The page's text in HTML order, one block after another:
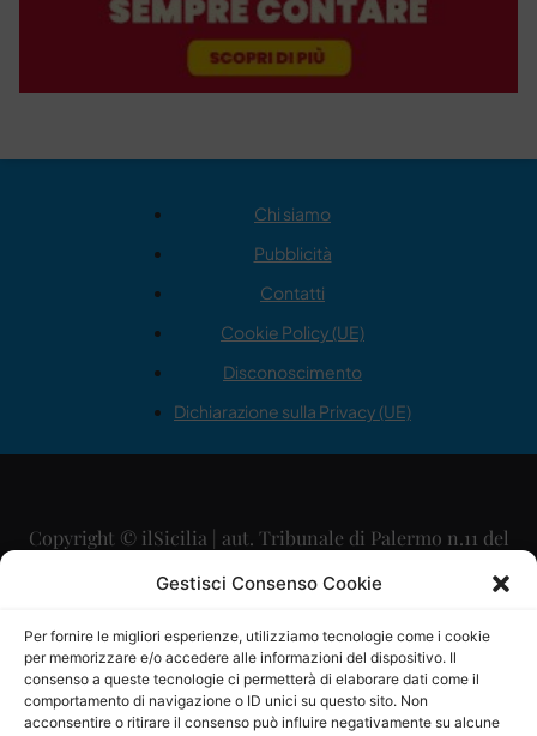
Gestisci Consenso Cookie
Per fornire le migliori esperienze, utilizziamo tecnologie come i cookie
per memorizzare e/o accedere alle informazioni del dispositivo. Il
consenso a queste tecnologie ci permetterà di elaborare dati come il
comportamento di navigazione o ID unici su questo sito. Non
acconsentire o ritirare il consenso può influire negativamente su alcune
Chi siamo
Pubblicità
Contatti
Cookie Policy (UE)
Disconoscimento
Dichiarazione sulla Privacy (UE)
Copyright © ilSicilia | aut. Tribunale di Palermo n.11 del
29/09/2015
Direttore Editoriale: Maurizio Scaglione
Direttore Responsabile: Maria Calabrese